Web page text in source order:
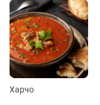
Харчо